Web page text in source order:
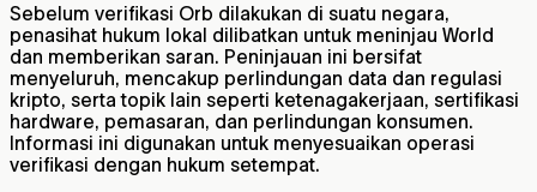
Sebelum verifikasi Orb dilakukan di suatu negara,
penasihat hukum lokal dilibatkan untuk meninjau World
dan memberikan saran. Peninjauan ini bersifat
menyeluruh, mencakup perlindungan data dan regulasi
kripto, serta topik lain seperti ketenagakerjaan, sertifikasi
hardware, pemasaran, dan perlindungan konsumen.
Informasi ini digunakan untuk menyesuaikan operasi
verifikasi dengan hukum setempat.